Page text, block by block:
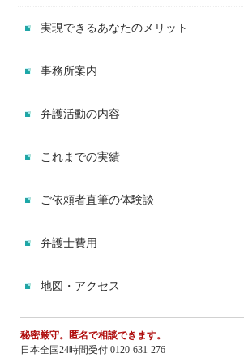
実現できるあなたのメリット
事務所案内
弁護活動の内容
これまでの実績
ご依頼者直筆の体験談
弁護士費用
地図・アクセス
秘密厳守。匿名で相談できます。
日本全国24時間受付 0120-631-276